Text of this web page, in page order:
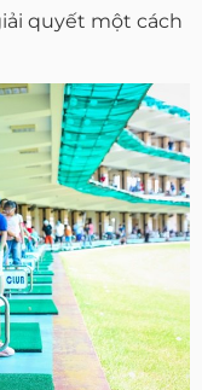
quyết một cách